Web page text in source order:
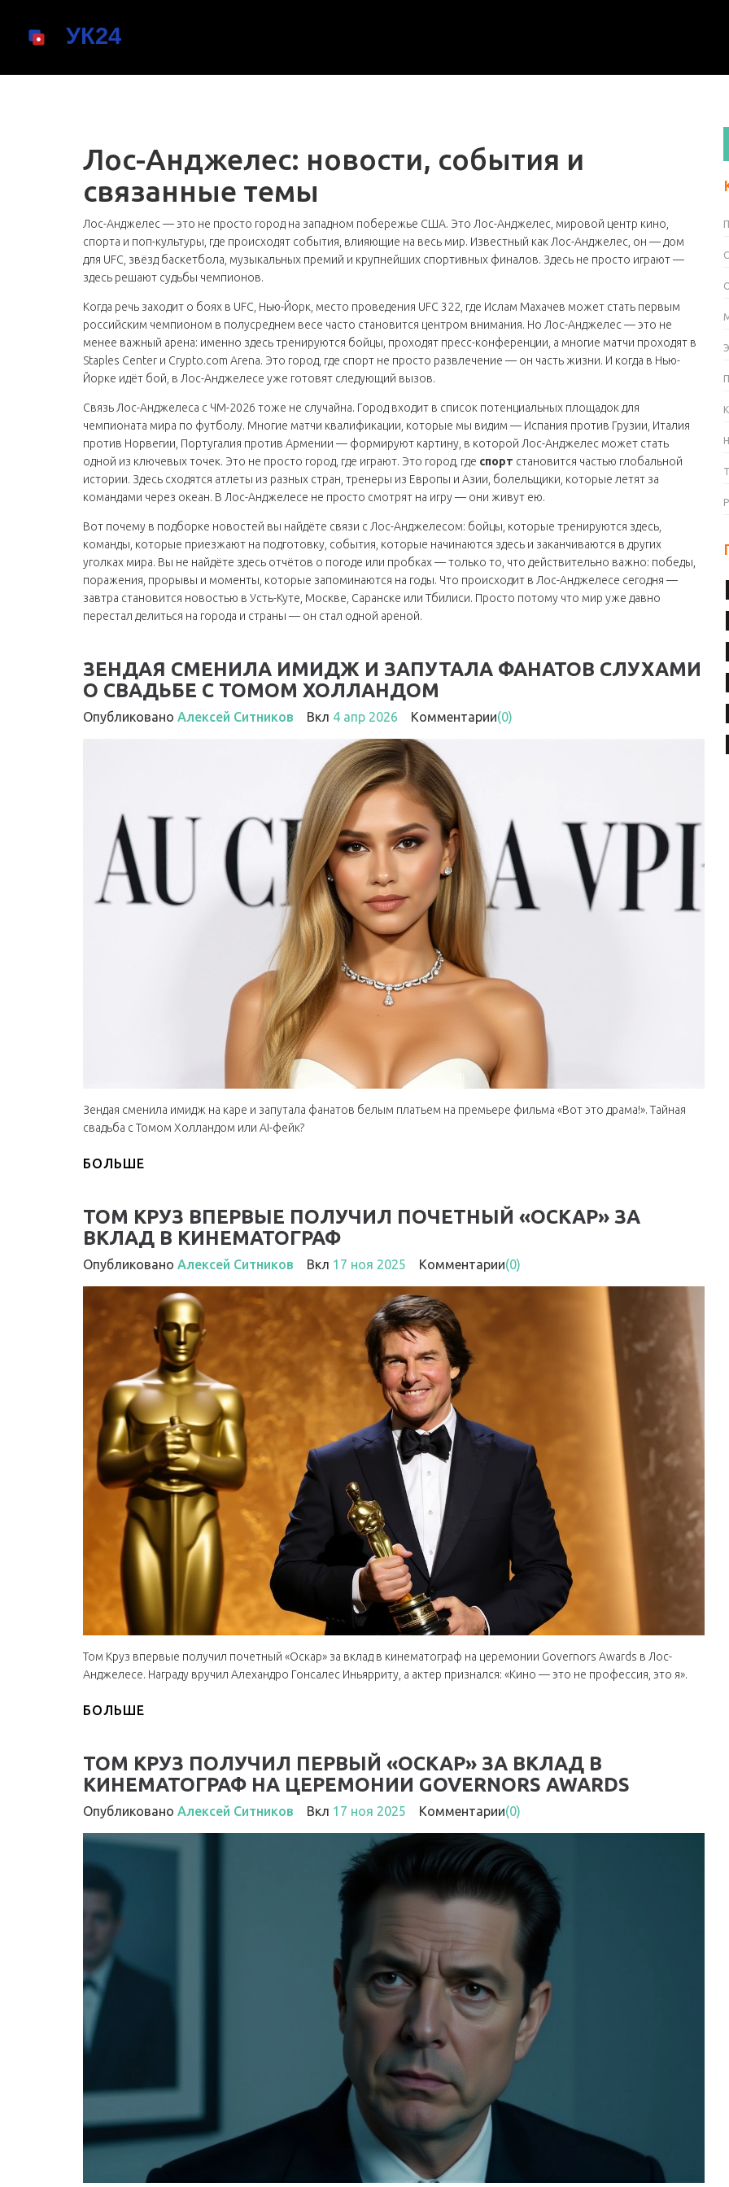
Лос-Анджелес: новости, события и
связанные темы
Лос-Анджелес — это не просто город на западном побережье США. Это Лос-Анджелес мировой центр кино,
спорта и поп-культуры, где происходят события, влияющие на весь мир. Известный как Лос-Анджелес , он — дом
для UFC, звёзд баскетбола, музыкальных премий и крупнейших спортивных финалов. Здесь не просто играют —
здесь решают судьбы чемпионов.
Когда речь заходит о боях в UFC, Нью-Йорк место проведения UFC 322, где Ислам Махачев может стать первым
российским чемпионом в полусреднем весе часто становится центром внимания. Но Лос-Анджелес — это не
менее важный арена: именно здесь тренируются бойцы, проходят пресс-конференции, а многие матчи проходят в
Staples Center и Crypto.com Arena. Это город, где спорт не просто развлечение — он часть жизни. И когда в Нью-
Йорке идёт бой, в Лос-Анджелесе уже готовят следующий вызов.
Связь Лос-Анджелеса с ЧМ-2026 тоже не случайна. Город входит в список потенциальных площадок для
чемпионата мира по футболу. Многие матчи квалификации, которые мы видим — Испания против Грузии, Италия
против Норвегии, Португалия против Армении — формируют картину, в которой Лос-Анджелес может стать
одной из ключевых точек. Это не просто город, где играют. Это город, где спорт становится частью глобальной
истории. Здесь сходятся атлеты из разных стран, тренеры из Европы и Азии, болельщики, которые летят за
командами через океан. В Лос-Анджелесе не просто смотрят на игру — они живут ею.
Вот почему в подборке новостей вы найдёте связи с Лос-Анджелесом: бойцы, которые тренируются здесь,
команды, которые приезжают на подготовку, события, которые начинаются здесь и заканчиваются в других
уголках мира. Вы не найдёте здесь отчётов о погоде или пробках — только то, что действительно важно: победы,
поражения, прорывы и моменты, которые запоминаются на годы. Что происходит в Лос-Анджелесе сегодня —
завтра становится новостью в Усть-Куте, Москве, Саранске или Тбилиси. Просто потому что мир уже давно
перестал делиться на города и страны — он стал одной ареной.
ЗЕНДАЯ СМЕНИЛА ИМИДЖ И ЗАПУТАЛА ФАНАТОВ СЛУХАМИ
О СВАДЬБЕ С ТОМОМ ХОЛЛАНДОМ
Опубликовано Алексей Ситников Вкл 4 апр 2026 Комментарии(0)
Зендая сменила имидж на каре и запутала фанатов белым платьем на премьере фильма «Вот это драма!». Тайная
свадьба с Томом Холландом или AI-фейк?
БОЛЬШЕ
ТОМ КРУЗ ВПЕРВЫЕ ПОЛУЧИЛ ПОЧЕТНЫЙ «ОСКАР» ЗА
ВКЛАД В КИНЕМАТОГРАФ
Опубликовано Алексей Ситников Вкл 17 ноя 2025 Комментарии(0)
Том Круз впервые получил почетный «Оскар» за вклад в кинематограф на церемонии Governors Awards в Лос-
Анджелесе. Награду вручил Алехандро Гонсалес Иньярриту, а актер признался: «Кино — это не профессия, это я».
БОЛЬШЕ
ТОМ КРУЗ ПОЛУЧИЛ ПЕРВЫЙ «ОСКАР» ЗА ВКЛАД В
КИНЕМАТОГРАФ НА ЦЕРЕМОНИИ GOVERNORS AWARDS
Опубликовано Алексей Ситников Вкл 17 ноя 2025 Комментарии(0)